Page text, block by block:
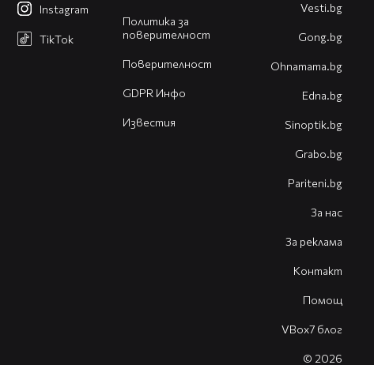
Политика за
поверителност
Поверителност
GDPR Инфо
Известия
Instagram
TikTok
Vesti.bg
Gong.bg
Оhnamama.bg
Edna.bg
Sinoptik.bg
Grabo.bg
Pariteni.bg
За нас
За реклама
Контакт
Помощ
VBox7 блог
© 2026